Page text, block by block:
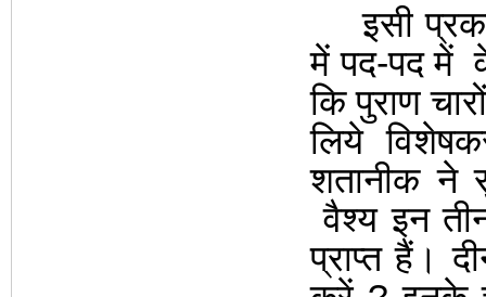
इसी
में पद-पद में
कि पुराण
लिये
शतानीक ने
वैश्य इन
प्राप्त हैं।